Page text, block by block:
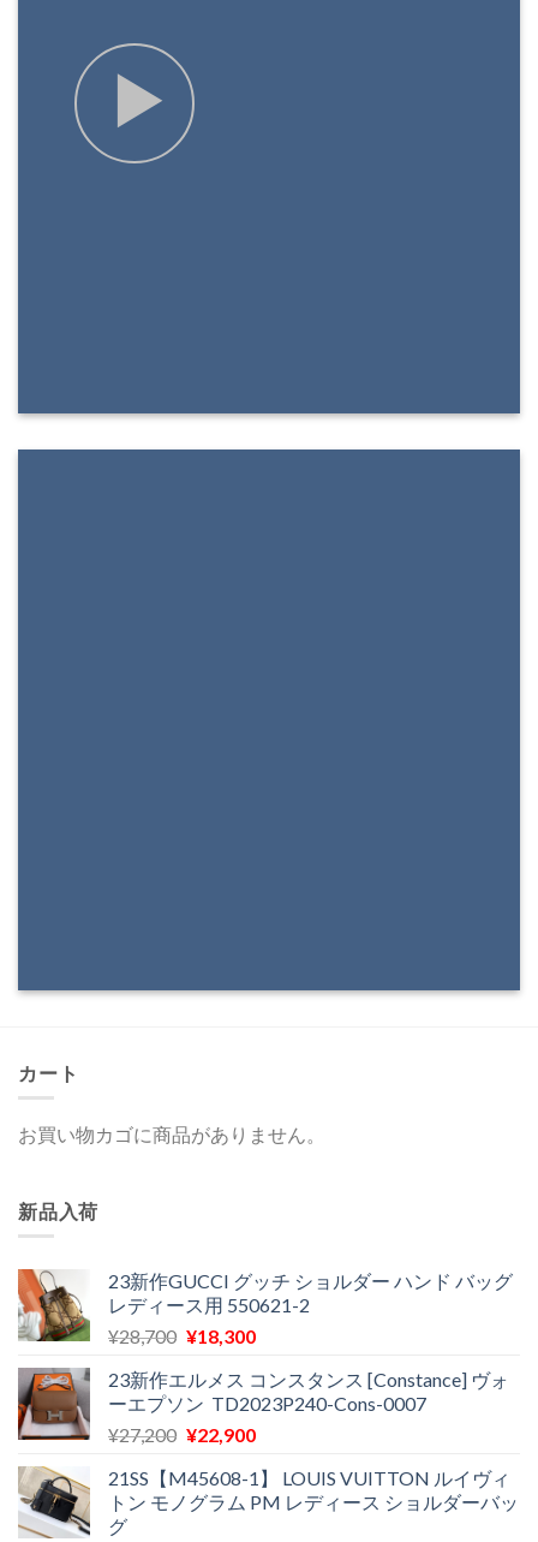
カート
お買い物カゴに商品がありません。
新品入荷
23新作GUCCI グッチ ショルダー ハンド バッグ
レディース用 550621-2
¥28,700 元
価
格
は
で
し
¥18,300現
の
価
格
¥18,300
で
23新作エルメス コンスタンス [Constance] ヴォ
ーエプソン TD2023P240-Cons-0007
¥27,200 元
価
格
¥22,900現
の
価
21SS【M45608-1】 LOUIS VUITTON ルイヴィ
トン モノグラム PM レディース ショルダーバッ
グ